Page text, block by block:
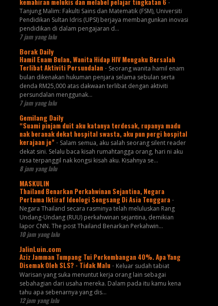
kemahiran melukis dan melabel pelajar tingkatan 6 -
Tanjung Malim: Fakulti Sains dan Matematik (FSM), Universiti
Pendidikan Sultan Idris (UPSI) berjaya membangunkan inovasi
pendidikan di dalam pengajaran d...
7 jam yang lalu
Borak Daily
Hamil Enam Bulan, Wanita Hidap HIV Mengaku Bersalah
Terlibat Aktiviti Persundalan - Seorang wanita hamil enam
bulan dikenakan hukuman penjara selama sebulan serta
denda RM25,000 atas dakwaan terlibat dengan aktiviti
persundalan menggunak...
7 jam yang lalu
Gemilang Daily
“Suami pinjam duit aku katanya terdesak, rupanya madu
nak beranak dekat hospital swasta, aku pun pergi hospital
kerajaan je” - Salam semua, aku salah seorang silent reader
dekat sini. Selalu baca kisah rumahtangga orang, hari ni aku
rasa terpanggil nak kongsi kisah aku. Kisahnya se...
8 jam yang lalu
MASKULIN
Thailand Benarkan Perkahwinan Sejantina, Negara
Pertama Iktiraf Ideologi Songsang Di Asia Tenggara -
Negara Thailand secara rasminya telah meluluskan Rang
Undang-Undang (RUU) perkahwinan sejantina, demikian
lapor CNN. The post Thailand Benarkan Perkahwin...
10 jam yang lalu
JalinLuin.com
Aziz Jamman Tumpang Tui Perkembangan 40%. Apa Yang
Disemak Oleh SLS? - Tidak Malu - Keluar sudah tabiat
Warisan yang suka menuntut kerja orang lain sebagai
sebahagian dari usaha mereka. Dalam pada itu kamu kena
tahu apa sebenarnya yang dis...
12 jam yang lalu